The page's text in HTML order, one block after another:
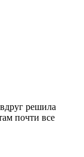
решила
почти все